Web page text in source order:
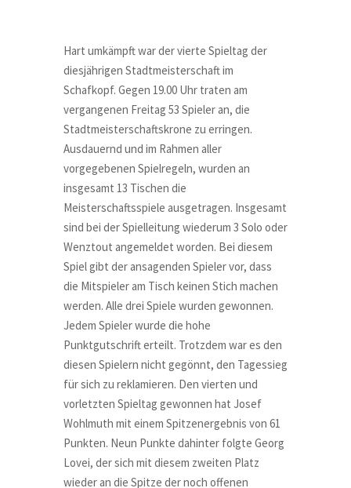
Hart umkämpft war der vierte Spieltag der
diesjährigen Stadtmeisterschaft im
Schafkopf. Gegen 19.00 Uhr traten am
vergangenen Freitag 53 Spieler an, die
Stadtmeisterschaftskrone zu erringen.
Ausdauernd und im Rahmen aller
vorgegebenen Spielregeln, wurden an
insgesamt 13 Tischen die
Meisterschaftsspiele ausgetragen. Insgesamt
sind bei der Spielleitung wiederum 3 Solo oder
Wenztout angemeldet worden. Bei diesem
Spiel gibt der ansagenden Spieler vor, dass
die Mitspieler am Tisch keinen Stich machen
werden. Alle drei Spiele wurden gewonnen.
Jedem Spieler wurde die hohe
Punktgutschrift erteilt. Trotzdem war es den
diesen Spielern nicht gegönnt, den Tagessieg
für sich zu reklamieren. Den vierten und
vorletzten Spieltag gewonnen hat Josef
Wohlmuth mit einem Spitzenergebnis von 61
Punkten. Neun Punkte dahinter folgte Georg
Lovei, der sich mit diesem zweiten Platz
wieder an die Spitze der noch offenen